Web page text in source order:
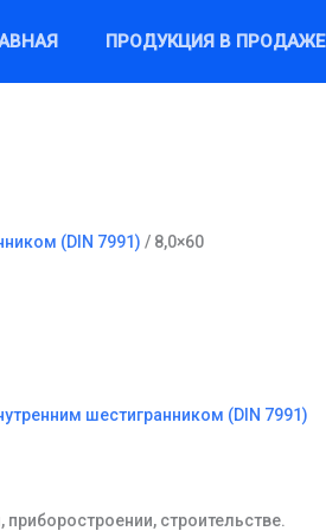
ПРОДУКЦИЯ В ПРОДАЖЕ
(DIN 7991) / 8,0×60
шестигранником (DIN 7991)
строительстве.